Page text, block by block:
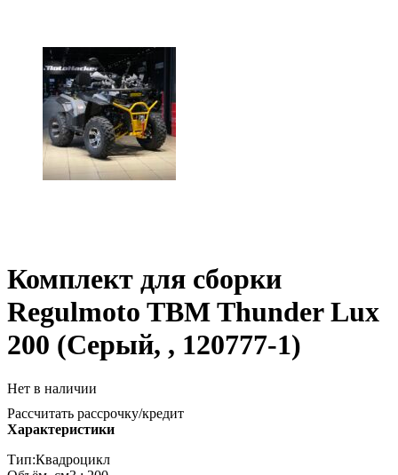
Комплект для сборки
Regulmoto TBM Thunder Lux
200 (Серый, , 120777-1)
Нет в наличии
Рассчитать рассрочку/кредит
Характеристики
Тип:Квадроцикл